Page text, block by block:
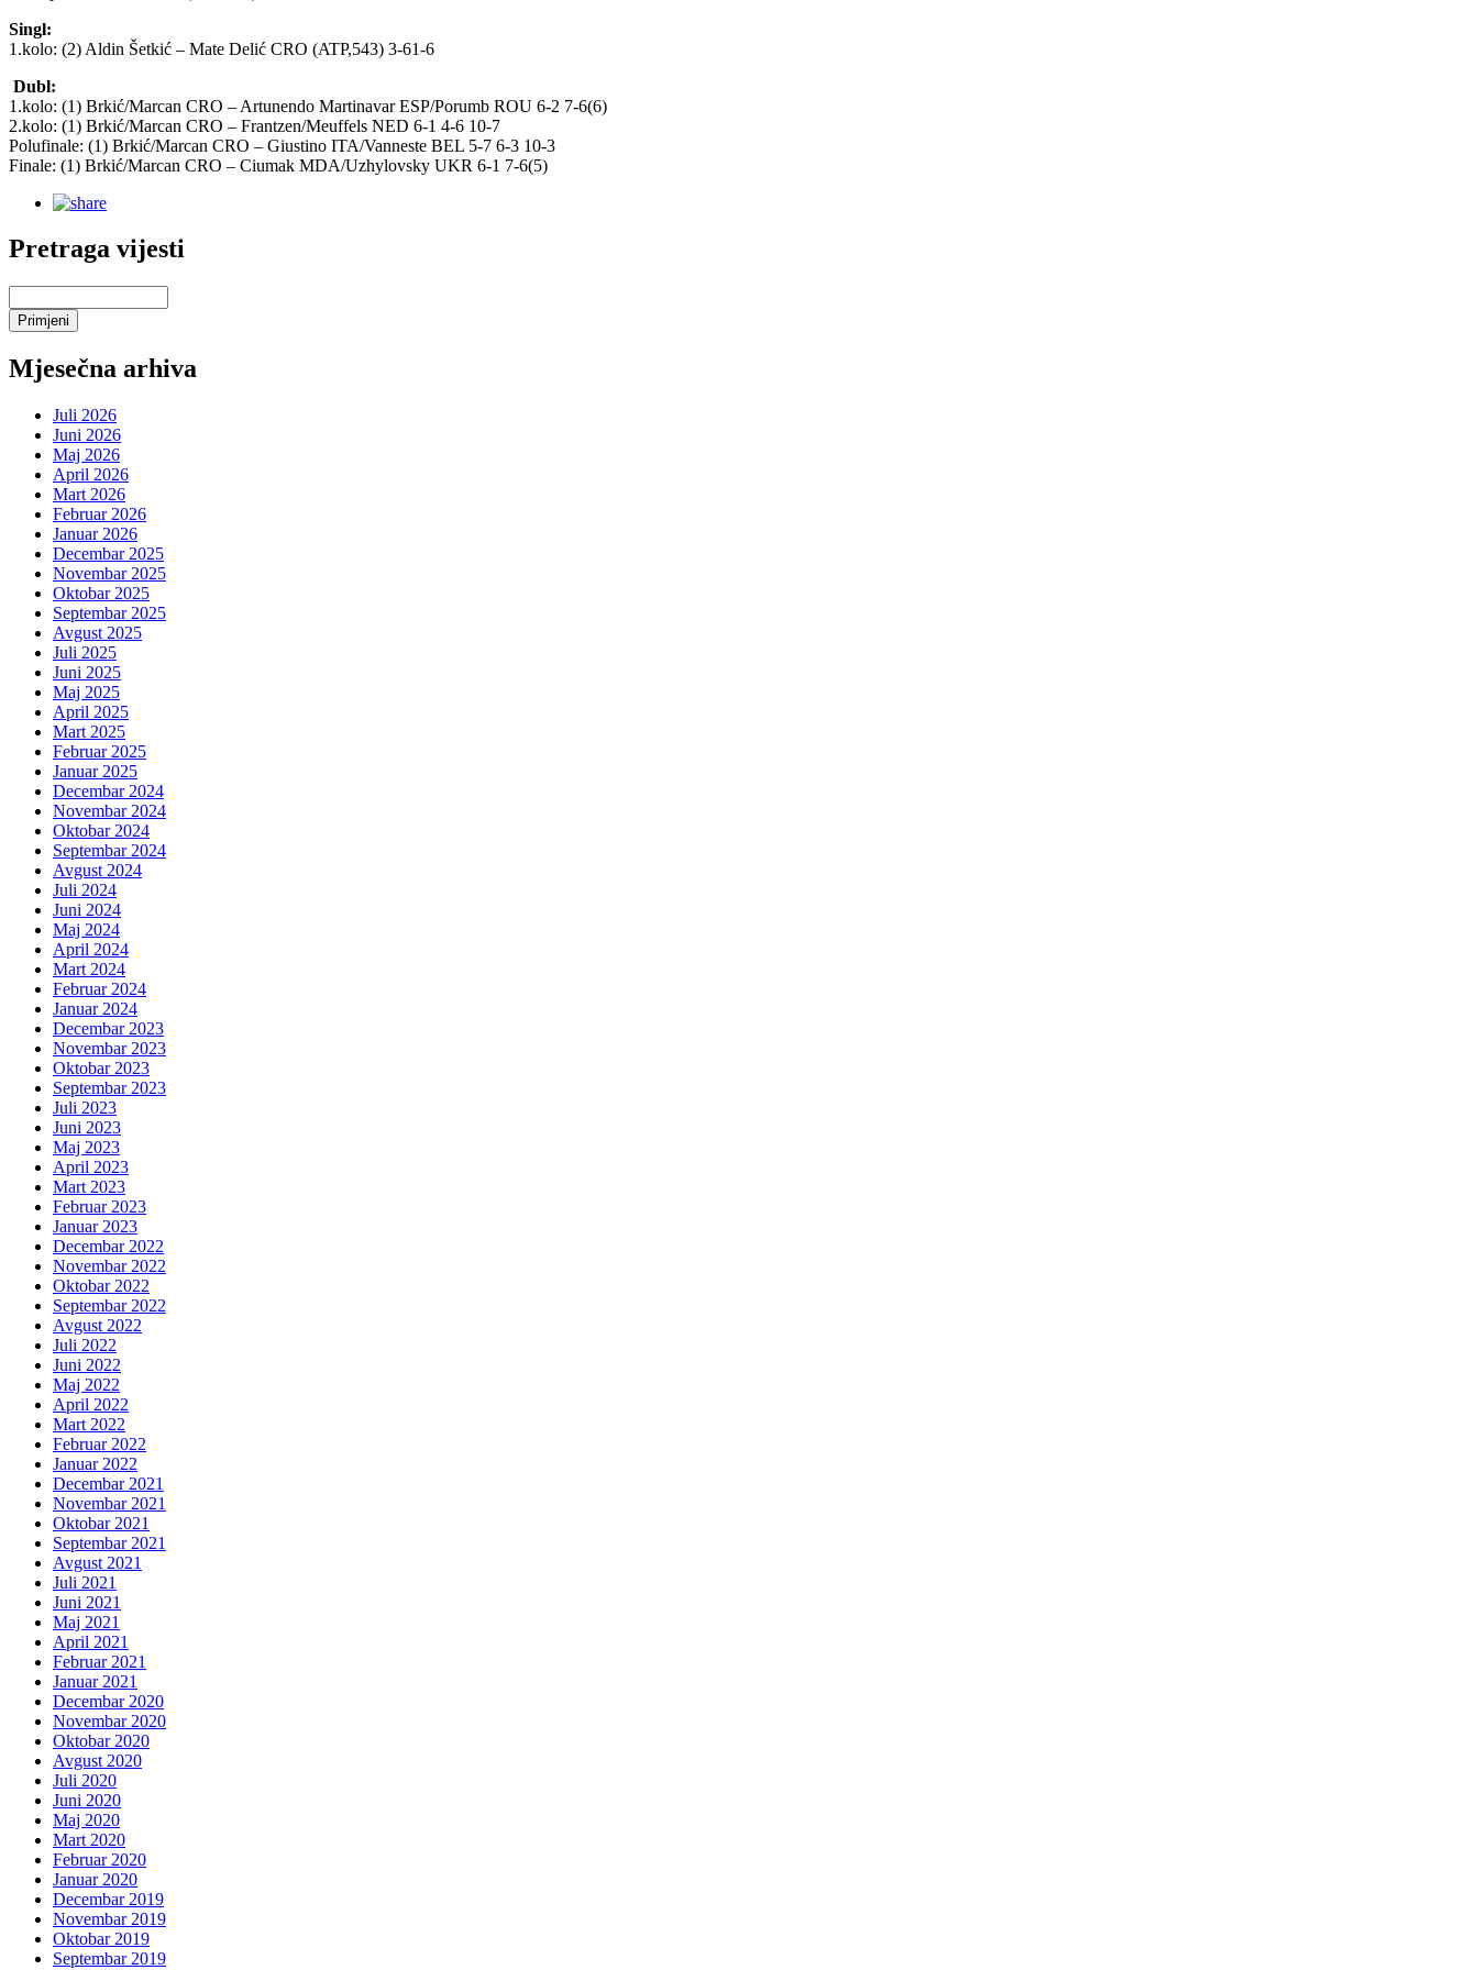
Singl:
1.kolo: (2) Aldin Šetkić – Mate Delić CRO (ATP,543) 3-61-6
Dubl:
1.kolo: (1) Brkić/Marcan CRO – Artunendo Martinavar ESP/Porumb ROU 6-2 7-6(6)
2.kolo: (1) Brkić/Marcan CRO – Frantzen/Meuffels NED 6-1 4-6 10-7
Polufinale: (1) Brkić/Marcan CRO – Giustino ITA/Vanneste BEL 5-7 6-3 10-3
Finale: (1) Brkić/Marcan CRO – Ciumak MDA/Uzhylovsky UKR 6-1 7-6(5)
Pretraga vijesti
Mjesečna arhiva
Juli 2026
Juni 2026
Maj 2026
April 2026
Mart 2026
Februar 2026
Januar 2026
Decembar 2025
Novembar 2025
Oktobar 2025
Septembar 2025
Avgust 2025
Juli 2025
Juni 2025
Maj 2025
April 2025
Mart 2025
Februar 2025
Januar 2025
Decembar 2024
Novembar 2024
Oktobar 2024
Septembar 2024
Avgust 2024
Juli 2024
Juni 2024
Maj 2024
April 2024
Mart 2024
Februar 2024
Januar 2024
Decembar 2023
Novembar 2023
Oktobar 2023
Septembar 2023
Juli 2023
Juni 2023
Maj 2023
April 2023
Mart 2023
Februar 2023
Januar 2023
Decembar 2022
Novembar 2022
Oktobar 2022
Septembar 2022
Avgust 2022
Juli 2022
Juni 2022
Maj 2022
April 2022
Mart 2022
Februar 2022
Januar 2022
Decembar 2021
Novembar 2021
Oktobar 2021
Septembar 2021
Avgust 2021
Juli 2021
Juni 2021
Maj 2021
April 2021
Februar 2021
Januar 2021
Decembar 2020
Novembar 2020
Oktobar 2020
Avgust 2020
Juli 2020
Juni 2020
Maj 2020
Mart 2020
Februar 2020
Januar 2020
Decembar 2019
Novembar 2019
Oktobar 2019
Septembar 2019